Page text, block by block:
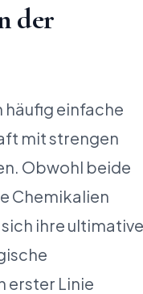
der
häufig einfache
mit strengen
Obwohl beide
Chemikalien
ihre
erster Linie